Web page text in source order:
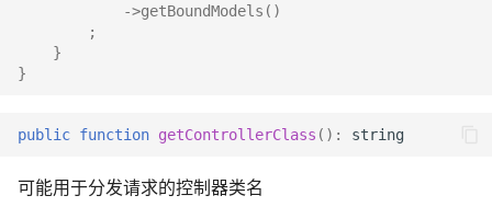
->getBoundModels ()
;
}
}
public function getControllerClass () : string
可能用于分发请求的控制器类名